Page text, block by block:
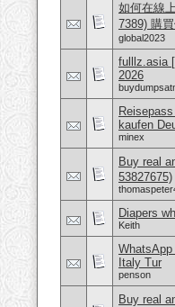
如何在線
7389) 購
global2023
fulllz.asia
2026
kaufen
minex
Buy real
53827675)
Diapers
Keith
Italy Tur
penson
Buy real